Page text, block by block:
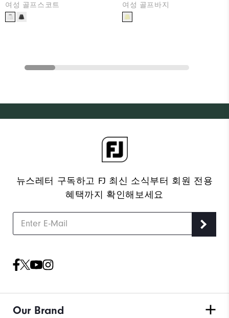
여성 골프스코트 여성 골프바지
뉴스레터 구독하고 FJ 최신 소식부터 회원 전용
혜택까지 확인해보세요
Our Brand